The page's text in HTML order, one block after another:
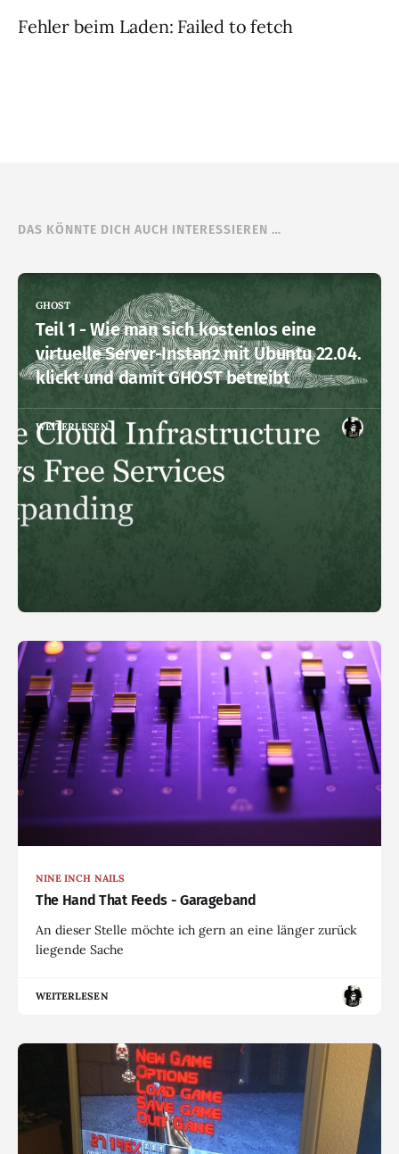
Fehler beim Laden: Failed to fetch
DAS KÖNNTE DICH AUCH INTERESSIEREN …
GHOST
Teil 1 - Wie man sich kostenlos eine
virtuelle Server-Instanz mit Ubuntu 22.04.
klickt und damit GHOST betreibt
WEITERLESEN
NINE INCH NAILS
The Hand That Feeds - Garageband
An dieser Stelle möchte ich gern an eine länger zurück
liegende Sache
WEITERLESEN